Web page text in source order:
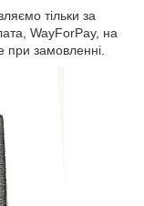
тільки за
WayForPay, на
при замовленні.